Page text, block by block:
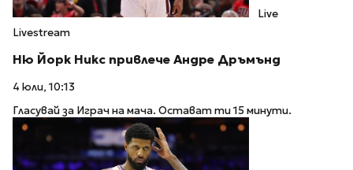
Live
Livestream
Ню Йорк Никс привлече Андре Дръмънд
4 юли, 10:13
Гласувай за Играч на мача. Остават ти 15 минути.